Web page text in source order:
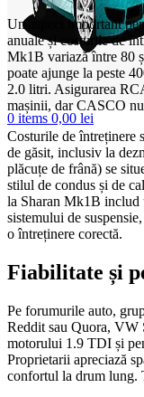
0 items 0,00 lei
Un aspect important
anuale și costurile de
Mk1B variază între 80
poate ajunge la peste
2.0 litri. Asigurarea
mașinii, dar CASCO
Costurile de întreținere
de găsit, inclusiv la
plăcuțe de frână) se
stilul de condus și de
la Sharan Mk1B includ
sistemului de
o întreținere corectă.
Fiabilitate și
Pe forumurile auto,
Reddit sau Quora, VW
motorului 1.9 TDI și
Proprietarii apreciază
confortul la drum lung.